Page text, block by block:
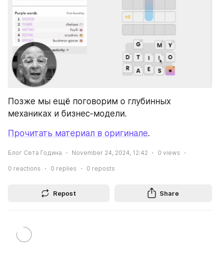
Позже мы ещё поговорим о глубинных
механиках и бизнес-модели.
Прочитать материал в оригинале.
Блог Сета Година November 24, 2024, 12:42 0 views
0 reactions 0 replies 0 reposts
Repost Share